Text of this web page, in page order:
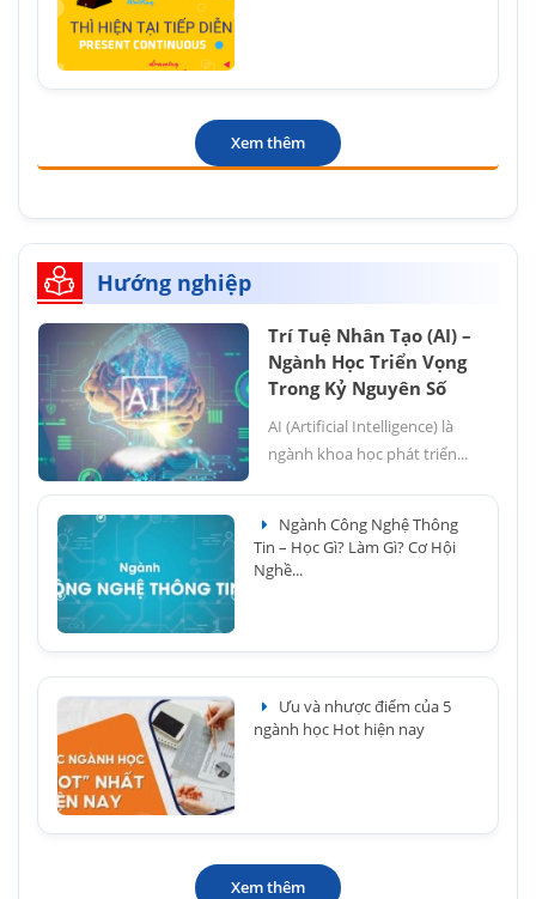
Xem thêm
Hướng nghiệp
Trí Tuệ Nhân Tạo (AI) –
Ngành Học Triển Vọng
Trong Kỷ Nguyên Số
AI (Artificial Intelligence) là
ngành khoa học phát triển...
Ngành Công Nghệ Thông
Tin – Học Gì? Làm Gì? Cơ Hội
Nghề...
Ưu và nhược điểm của 5
ngành học Hot hiện nay
Xem thêm